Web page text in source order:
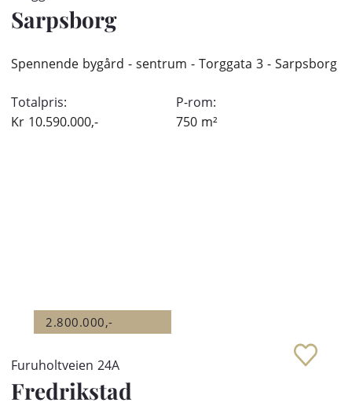
Sarpsborg
Spennende bygård - sentrum - Torggata 3 - Sarpsborg
Totalpris:
Kr 10.590.000,-
P-rom:
750 m²
2.800.000,-
Furuholtveien 24A
Fredrikstad